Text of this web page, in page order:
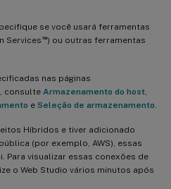
se você usará ferramentas
Services ™) ou outras ferramentas
nas páginas
, consulte Armazenamento do host
e Seleção de armazenamento
Híbridos e tiver adicionado
(por exemplo, AWS), essas
Para visualizar essas conexões de
o Web Studio vários minutos após